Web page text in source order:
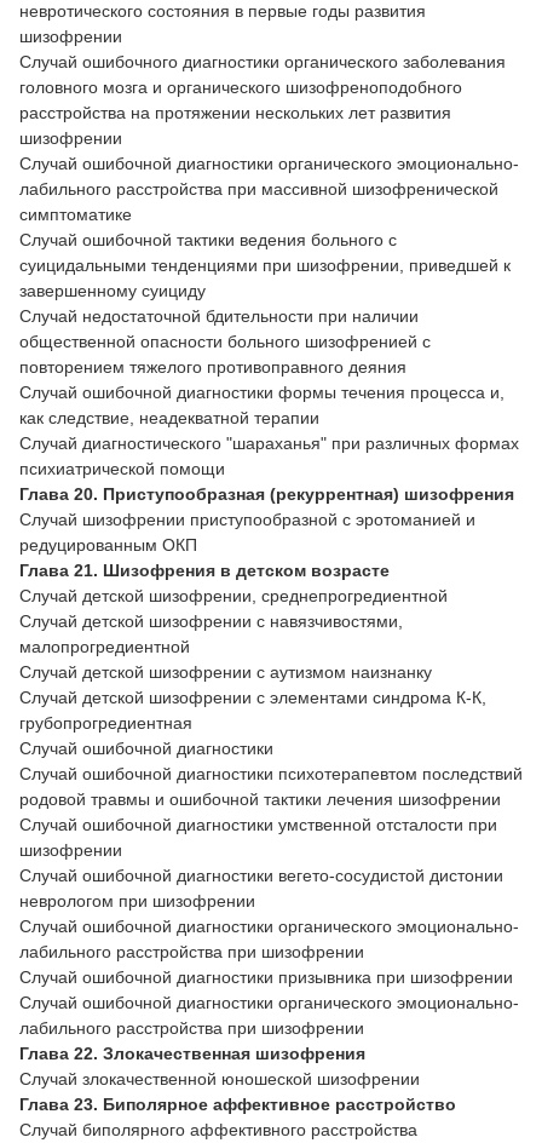
невротического состояния в первые годы развития
шизофрении
Случай ошибочного диагностики органического заболевания
головного мозга и органического шизофреноподобного
расстройства на протяжении нескольких лет развития
шизофрении
Случай ошибочной диагностики органического эмоционально-
лабильного расстройства при массивной шизофренической
симптоматике
Случай ошибочной тактики ведения больного с
суицидальными тенденциями при шизофрении, приведшей к
завершенному суициду
Случай недостаточной бдительности при наличии
общественной опасности больного шизофренией с
повторением тяжелого противоправного деяния
Случай ошибочной диагностики формы течения процесса и,
как следствие, неадекватной терапии
Случай диагностического "шараханья" при различных формах
психиатрической помощи
Глава 20. Приступообразная (рекуррентная) шизофрения
Случай шизофрении приступообразной с эротоманией и
редуцированным ОКП
Глава 21. Шизофрения в детском возрасте
Случай детской шизофрении, среднепрогредиентной
Случай детской шизофрении с навязчивостями,
малопрогредиентной
Случай детской шизофрении с аутизмом наизнанку
Случай детской шизофрении с элементами синдрома К-К,
грубопрогредиентная
Случай ошибочной диагностики
Случай ошибочной диагностики психотерапевтом последствий
родовой травмы и ошибочной тактики лечения шизофрении
Случай ошибочной диагностики умственной отсталости при
шизофрении
Случай ошибочной диагностики вегето-сосудистой дистонии
неврологом при шизофрении
Случай ошибочной диагностики органического эмоционально-
лабильного расстройства при шизофрении
Случай ошибочной диагностики призывника при шизофрении
Случай ошибочной диагностики органического эмоционально-
лабильного расстройства при шизофрении
Глава 22. Злокачественная шизофрения
Случай злокачественной юношеской шизофрении
Глава 23. Биполярное аффективное расстройство
Случай биполярного аффективного расстройства